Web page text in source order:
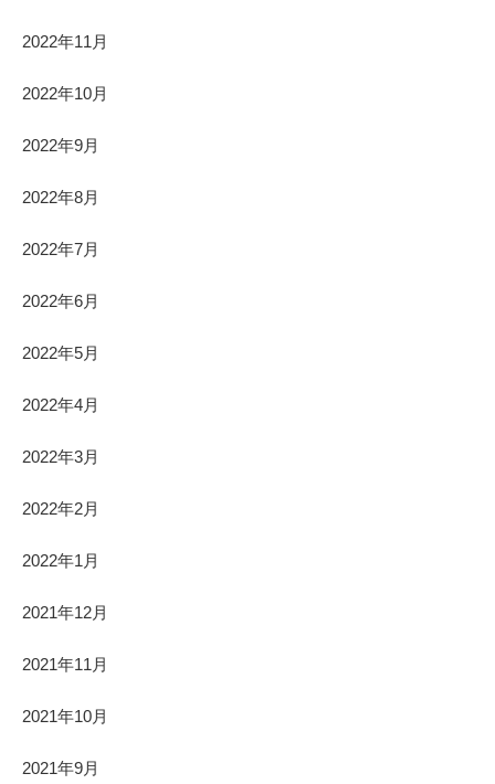
2022年11月
2022年10月
2022年9月
2022年8月
2022年7月
2022年6月
2022年5月
2022年4月
2022年3月
2022年2月
2022年1月
2021年12月
2021年11月
2021年10月
2021年9月